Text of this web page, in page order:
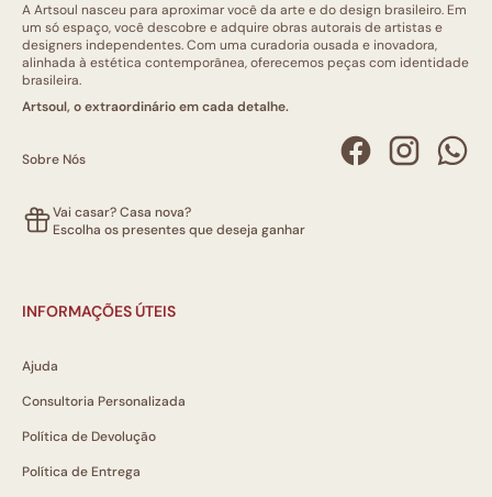
A Artsoul nasceu para aproximar você da arte e do design brasileiro. Em
um só espaço, você descobre e adquire obras autorais de artistas e
designers independentes. Com uma curadoria ousada e inovadora,
alinhada à estética contemporânea, oferecemos peças com identidade
brasileira.
Artsoul, o extraordinário em cada detalhe.
Sobre Nós
Vai casar? Casa nova?
Escolha os presentes que deseja ganhar
INFORMAÇÕES ÚTEIS
Ajuda
Consultoria Personalizada
Política de Devolução
Política de Entrega